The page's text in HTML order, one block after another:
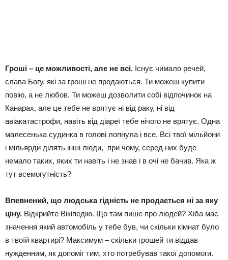
Гроші – це можливості, але не всі. Існує чимало речей,
слава Богу, які за гроші не продаються. Ти можеш купити
повію, а не любов. Ти можеш дозволити собі відпочинок на
Канарах, але це тебе не врятує ні від раку, ні від
авіакатастрофи, навіть від діареї тебе нічого не врятує. Одна
малесенька судинка в голові лопнула і все. Всі твої мільйони
і мільярди ділять інші люди, при чому, серед них буде
немало таких, яких ти навіть і не знав і в очі не бачив. Яка ж
тут всемогутність?
Впевнений, що людська гідність не продається ні за яку
ціну. Відкрийте Вікіпедію. Що там пише про людей? Хіба має
значення який автомобіль у тебе був, чи скільки кімнат було
в твоїй квартирі? Максимум – скільки грошей ти віддав
нужденним, як допоміг тим, хто потребував такої допомоги.